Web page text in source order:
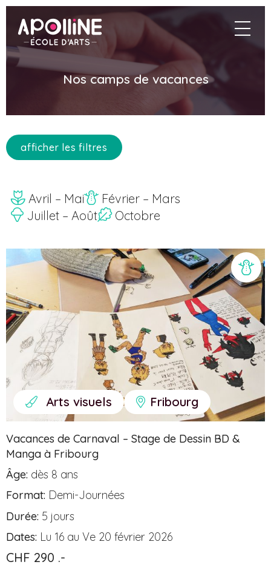
contenu
principal
Apolline
Nos camps de vacances
afficher les filtres
Avril – Mai
Février – Mars
Juillet – Août
Octobre
Arts visuels Fribourg
Vacances de Carnaval – Stage de Dessin BD &
Manga à Fribourg
Âge: dès 8 ans
Format: Demi-Journées
Durée: 5 jours
Dates: Lu 16 au Ve 20 février 2026
CHF 290 .-